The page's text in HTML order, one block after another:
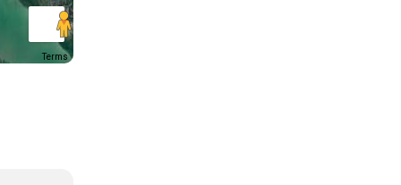
Terms